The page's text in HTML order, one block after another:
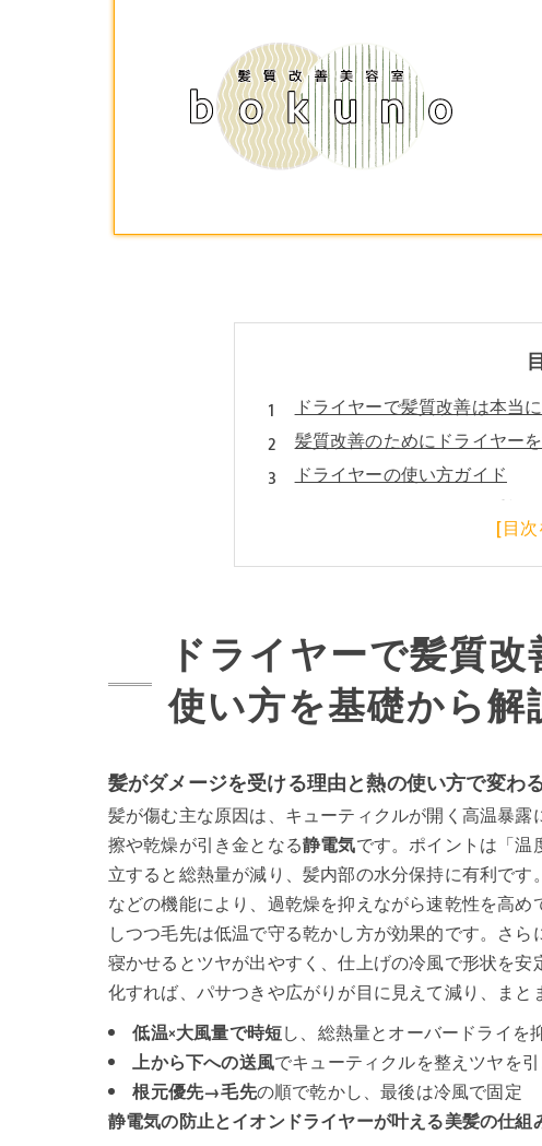
ドライヤーで髪質改善は本当
髪質改善のためにドライヤー
ドライヤーの使い方ガイド
価格別でわかる！コスパ重視
ドライヤーで髪質
使い方を基礎から解
髪がダメージを受ける理由と熱の使い方で変わ
髪が傷む主な原因は、キューティクルが開く高温暴露
擦や乾燥が引き金となる静電気です。ポイントは「
立すると総熱量が減り、髪内部の水分保持に有利で
などの機能により、過乾燥を抑えながら速乾性を高
しつつ毛先は低温で守る乾かし方が効果的です。さ
寝かせるとツヤが出やすく、仕上げの冷風で形状を
化すれば、パサつきや広がりが目に見えて減り、まと
低温×大風量で時短し、総熱量とオーバードライを
上から下への送風でキューティクルを整えツヤを
根元優先→毛先の順で乾かし、最後は冷風で固定
静電気の防止とイオンドライヤーが叶える美髪の仕組